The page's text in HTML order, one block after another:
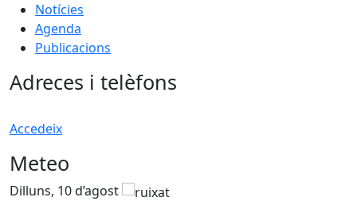
Notícies
Agenda
Publicacions
Adreces i telèfons
Accedeix
Meteo
Dilluns, 10 d’agost